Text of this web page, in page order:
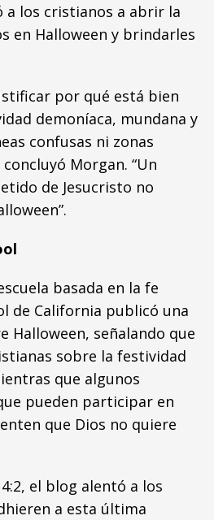
los cristianos a abrir la
en Halloween y brindarles
por qué está bien
demoníaca, mundana y
confusas ni zonas
Morgan. “Un
de Jesucristo no
basada en la fe
de California publicó una
Halloween, señalando que
sobre la festividad
que algunos
pueden participar en
que Dios no quiere
el blog alentó a los
a esta última